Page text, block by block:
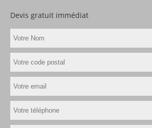
Devis gratuit immédiat